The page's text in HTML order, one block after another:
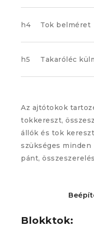
h4 Tok belméret
h5 Takaróléc
Az ajtótokok
tokkereszt,
állók és tok
szükséges
pánt,
Blokktok: